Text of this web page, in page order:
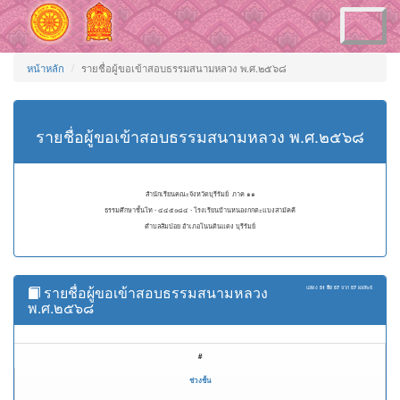
Toggle
navigation
หน้าหลัก รายชื่อผู้ขอเข้าสอบธรรมสนามหลวง พ.ศ.๒๕๖๘
รายชื่อผู้ขอเข้าสอบธรรมสนามหลวง พ.ศ.๒๕๖๘
สำนักเรียนคณะจังหวัดบุรีรัมย์ ภาค ๑๑
ธรรมศึกษาชั้นโท - ๔๔๕๐๘๔ - โรงเรียนบ้านหนองกกตะแบงสามัคคี
ตำบลส้มป่อย อำเภอโนนดินแดง บุรีรัมย์
แสดง 51 ถึง 57 จาก 57 ผลลัพธ์
รายชื่อผู้ขอเข้าสอบธรรมสนามหลวง
พ.ศ.๒๕๖๘
#
ช่วงชั้น